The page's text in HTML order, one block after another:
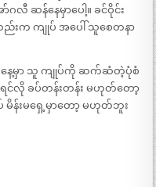
လီ ဆန်နေမှာပေါ့။ ခင်ဝိုင်း
ကျုပ် အပေါ် သူစေတနာ
စ်နေ့မှာ သူ ကျုပ်ကို ဆက်ဆံတဲ့ပုံစံ
င်လို ခပ်တန်းတန်း မဟုတ်တော့
မိန်းမရှေ့မှာတော့ မဟုတ်ဘူး